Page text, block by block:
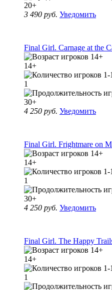
20+
3 490 руб. Уведомить
Final Girl. Carnage at the
14+
1
30+
4 250 руб. Уведомить
Final Girl. Frightmare on
14+
1
30+
4 250 руб. Уведомить
Final Girl. The Happy
14+
1